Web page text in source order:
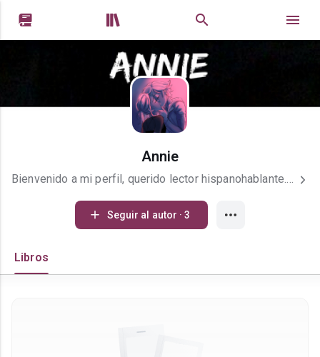
 
Annie
Bienvenido a mi perfil, querido lector hispanohablante. Mi nombre es Annie, tengo 22 años y soy estudiante. Escribo desde los trece años y espero poder encontrar una gran familia en este nuevo hogar. Soy parte de la comunidad de Wattpad, y amo con locura a la comunidad Geek. Cualquier tipo de expresión del Arte, es abrir tu corazón y desnudarte frente a otro. Un beso y un abrazo desde Chile.
Seguir al autor · 3
Libros